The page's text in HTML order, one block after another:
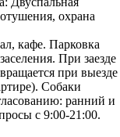
охрана
кафе. Парковка
При заезде
при выезде
Собаки
ранний и
с 9:00-21:00.